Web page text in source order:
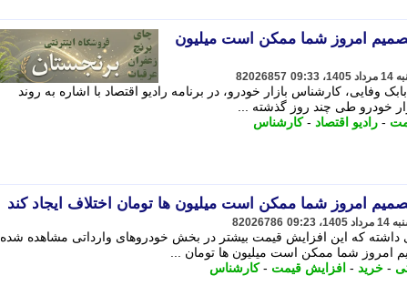
امروز شما ممکن است میلیون
82026857
وفایی، کارشناس بازار خودرو، در برنامه رادیو اقتصاد با اشاره به روند
خودرو طی چند روز گذشته ...
- رادیو اقتصاد -کارشناس
امروز شما ممکن است میلیون ها تومان اختلاف ایجاد کند
82026786
که این افزایش قیمت بیشتر در بخش خودروهای وارداتی مشاهده شده
امروز شما ممکن است میلیون ها تومان ...
- خرید - افزایش قیمت -کارشناس